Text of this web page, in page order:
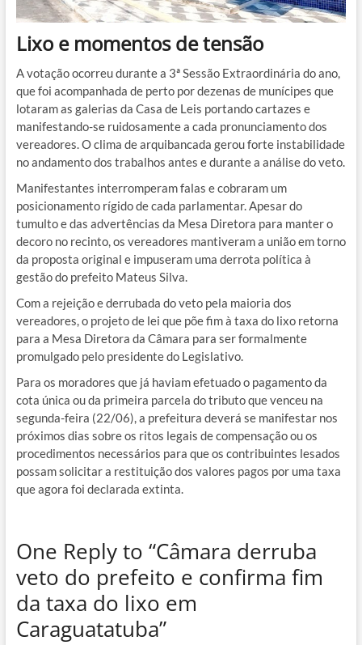
Lixo e momentos de tensão
A votação ocorreu durante a 3ª Sessão Extraordinária do ano,
que foi acompanhada de perto por dezenas de munícipes que
lotaram as galerias da Casa de Leis portando cartazes e
manifestando-se ruidosamente a cada pronunciamento dos
vereadores. O clima de arquibancada gerou forte instabilidade
no andamento dos trabalhos antes e durante a análise do veto.
Manifestantes interromperam falas e cobraram um
posicionamento rígido de cada parlamentar. Apesar do
tumulto e das advertências da Mesa Diretora para manter o
decoro no recinto, os vereadores mantiveram a união em torno
da proposta original e impuseram uma derrota política à
gestão do prefeito Mateus Silva.
Com a rejeição e derrubada do veto pela maioria dos
vereadores, o projeto de lei que põe fim à taxa do lixo retorna
para a Mesa Diretora da Câmara para ser formalmente
promulgado pelo presidente do Legislativo.
Para os moradores que já haviam efetuado o pagamento da
cota única ou da primeira parcela do tributo que venceu na
segunda-feira (22/06), a prefeitura deverá se manifestar nos
próximos dias sobre os ritos legais de compensação ou os
procedimentos necessários para que os contribuintes lesados
possam solicitar a restituição dos valores pagos por uma taxa
que agora foi declarada extinta.
One Reply to “Câmara derruba
veto do prefeito e confirma fim
da taxa do lixo em
Caraguatatuba”